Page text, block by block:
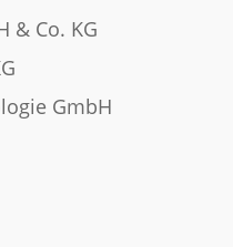
& Co. KG
GmbH